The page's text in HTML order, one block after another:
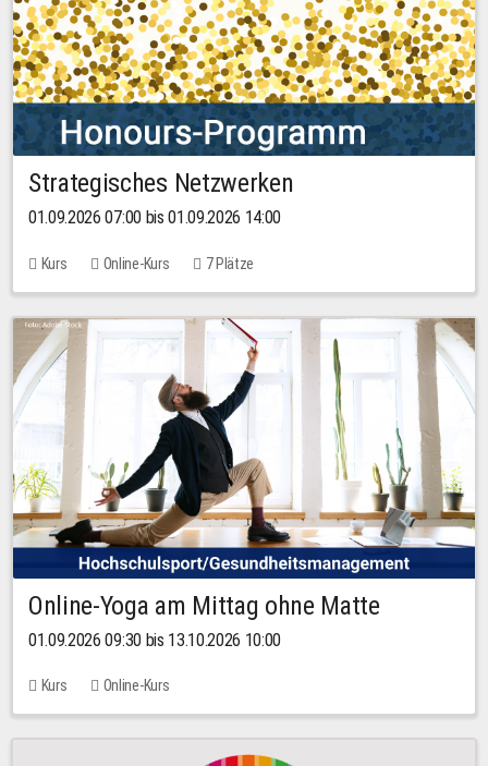
Strategisches Netzwerken
01.09.2026 07:00 bis 01.09.2026 14:00
Kurs Online-Kurs 7 Plätze
Online-Yoga am Mittag ohne Matte
01.09.2026 09:30 bis 13.10.2026 10:00
Kurs Online-Kurs